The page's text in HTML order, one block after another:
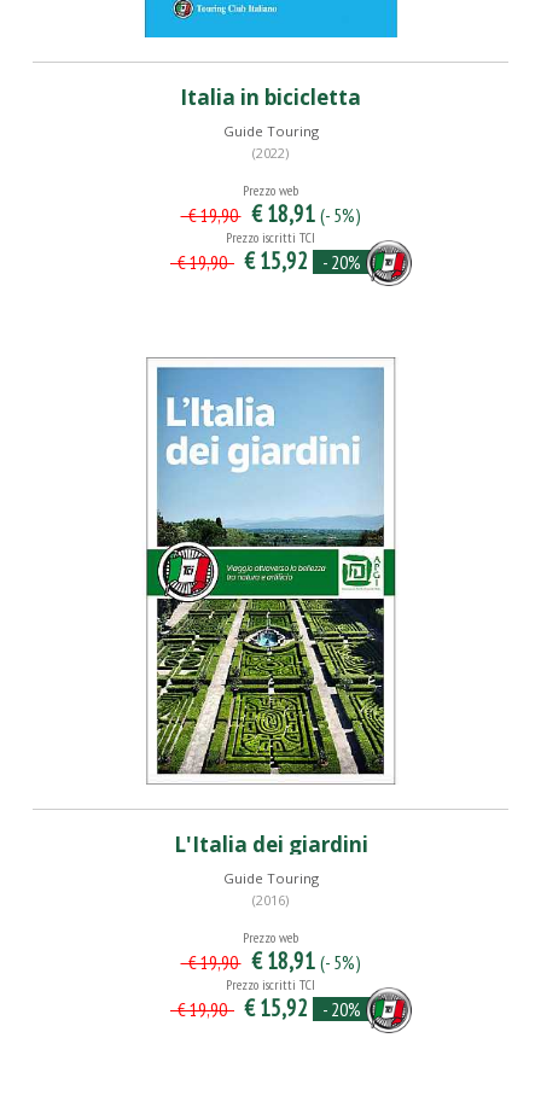
Italia in bicicletta
Guide Touring
(2022)
Prezzo web
€ 19,90 € 18,91 (- 5%)
Prezzo iscritti TCI
€ 19,90 € 15,92 - 20%
L'Italia dei giardini
Guide Touring
(2016)
Prezzo web
€ 19,90 € 18,91 (- 5%)
Prezzo iscritti TCI
€ 19,90 € 15,92 - 20%